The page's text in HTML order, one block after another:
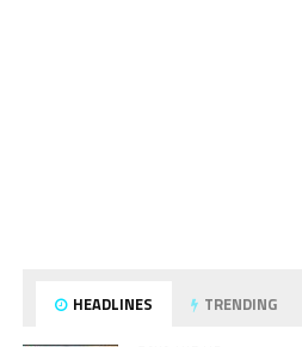
HEADLINES TRENDING